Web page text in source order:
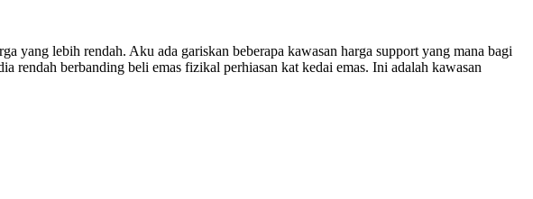
yang lebih rendah. Aku ada gariskan beberapa kawasan harga support yang mana bagi
rendah berbanding beli emas fizikal perhiasan kat kedai emas. Ini adalah kawasan